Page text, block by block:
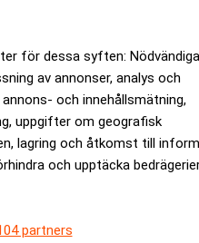
för dessa syften: Nödvändiga
av annonser, analys och
och innehållsmätning,
uppgifter om geografisk
lagring och åtkomst till
och upptäcka
partners
Nordea: ”I princip
innehåller samtal